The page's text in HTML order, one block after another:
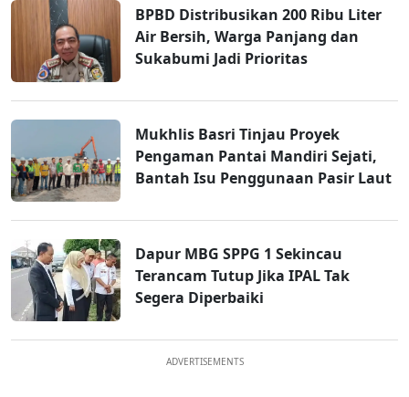
BPBD Distribusikan 200 Ribu Liter
Air Bersih, Warga Panjang dan
Sukabumi Jadi Prioritas
Mukhlis Basri Tinjau Proyek
Pengaman Pantai Mandiri Sejati,
Bantah Isu Penggunaan Pasir Laut
Dapur MBG SPPG 1 Sekincau
Terancam Tutup Jika IPAL Tak
Segera Diperbaiki
ADVERTISEMENTS